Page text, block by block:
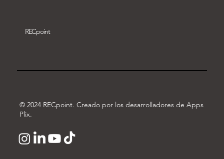
RECpoint
© 2024 RECpoint. Creado por los desarrolladores de Apps
Plix.